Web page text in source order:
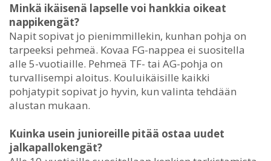
Minkä ikäisenä lapselle voi hankkia oikeat
nappikengät?
Napit sopivat jo pienimmillekin, kunhan pohja on
tarpeeksi pehmeä. Kovaa FG-nappea ei suositella
alle 5-vuotiaille. Pehmeä TF- tai AG-pohja on
turvallisempi aloitus. Kouluikäisille kaikki
pohjatypit sopivat jo hyvin, kun valinta tehdään
alustan mukaan.
Kuinka usein junioreille pitää ostaa uudet
jalkapallokengät?